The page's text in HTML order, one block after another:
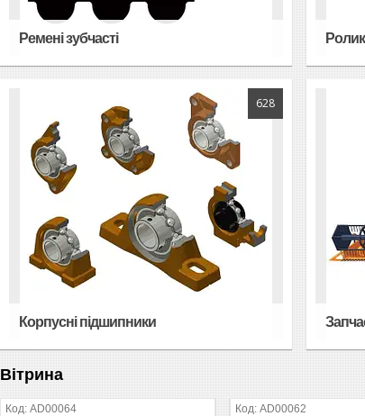
Ремені зубчасті
628
Корпусні підшипники
Вітрина
AD00064 AD00062